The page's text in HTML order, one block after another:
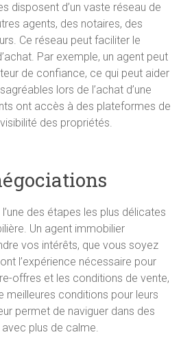
disposent d’un vaste réseau de
agents, des notaires, des
Ce réseau peut faciliter le
Par exemple, un agent peut
de confiance, ce qui peut aider
lors de l’achat d’une
ont accès à des plateformes de
des propriétés.
des étapes les plus délicates
Un agent immobilier
vos intérêts, que vous soyez
l’expérience nécessaire pour
offres et les conditions de vente,
meilleures conditions pour leurs
permet de naviguer dans des
plus de calme.